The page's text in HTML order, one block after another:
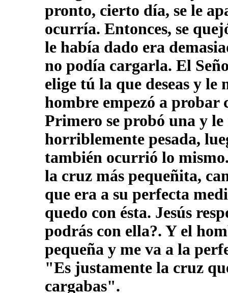
pronto, cierto día, se le
ocurría. Entonces, se
le había dado era
no podía cargarla. El
elige tú la que deseas y le
hombre empezó a probar
Primero se probó una y
horriblemente pesada,
también ocurrió lo
la cruz más pequeñita,
que era a su perfecta
quedo con ésta. Jesús
podrás con ella?. Y el
pequeña y me va a la
"Es justamente la cruz
cargabas".